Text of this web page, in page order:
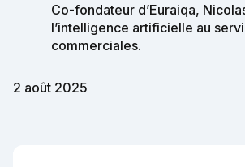
Co-fondateur d’Euraiqa,
l’intelligence artificielle au
commerciales.
2 août 2025